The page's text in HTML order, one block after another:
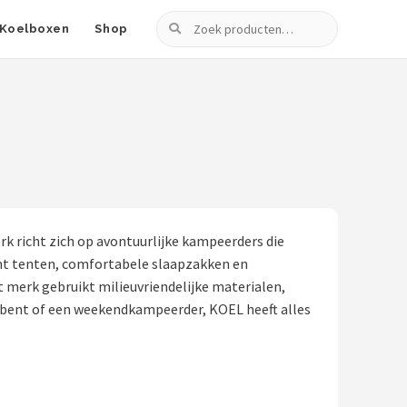
Shop Zoeken
richt zich op avontuurlijke kampeerders die
tenten, comfortabele slaapzakken en
merk gebruikt milieuvriendelijke materialen,
of een weekendkampeerder, KOEL heeft alles